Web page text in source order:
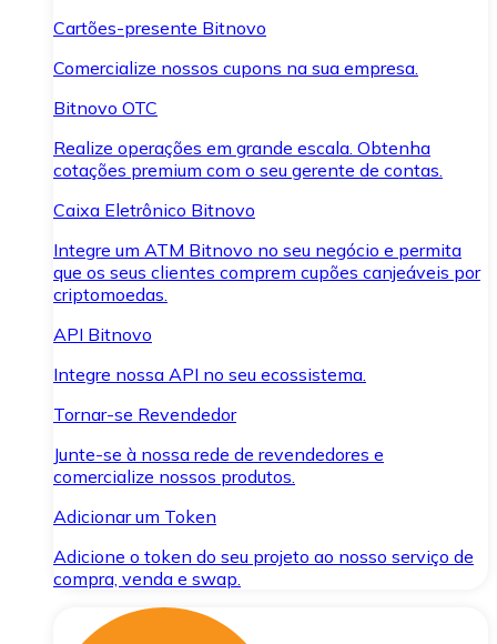
Cartões-presente Bitnovo
Comercialize nossos cupons na sua empresa.
Bitnovo OTC
Realize operações em grande escala. Obtenha
cotações premium com o seu gerente de contas.
Caixa Eletrônico Bitnovo
Integre um ATM Bitnovo no seu negócio e permita
que os seus clientes comprem cupões canjeáveis por
criptomoedas.
API Bitnovo
Integre nossa API no seu ecossistema.
Tornar-se Revendedor
Junte-se à nossa rede de revendedores e
comercialize nossos produtos.
Adicionar um Token
Adicione o token do seu projeto ao nosso serviço de
compra, venda e swap.